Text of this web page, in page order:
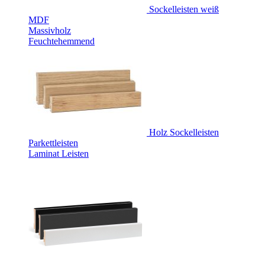
Sockelleisten weiß
MDF
Massivholz
Feuchtehemmend
Holz Sockelleisten
Parkettleisten
Laminat Leisten